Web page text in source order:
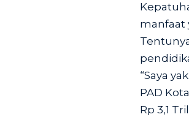
manfaat
“Saya
PAD
Rp 3,1